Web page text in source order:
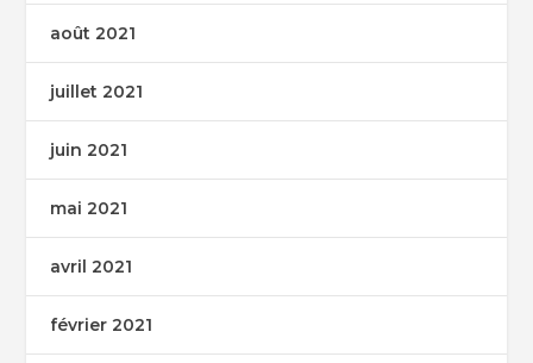
août 2021
juillet 2021
juin 2021
mai 2021
avril 2021
février 2021